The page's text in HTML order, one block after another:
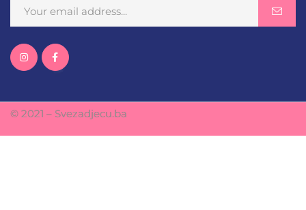
© 2021 – Svezadjecu.ba